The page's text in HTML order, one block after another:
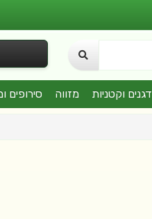
דגנים וקטניות מזווה סירופים